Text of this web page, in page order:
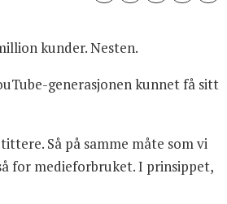
kunder. Nesten.
generasjonen kunnet få sitt
Så på samme måte som vi
for medieforbruket. I prinsippet,